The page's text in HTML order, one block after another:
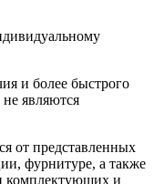
и более быстрого
не являются
от представленных
фурнитуре, а также
комплектующих и